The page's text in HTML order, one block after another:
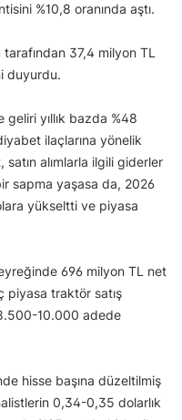
%10,8 oranında aştı.
37,4 milyon TL
duyurdu.
geliri yıllık bazda %48
ilaçlarına yönelik
alımlarla ilgili giderler
sapma yaşasa da, 2026
yükseltti ve piyasa
696 milyon TL net
piyasa traktör satış
10.000 adede
hisse başına düzeltilmiş
0,34-0,35 dolarlık